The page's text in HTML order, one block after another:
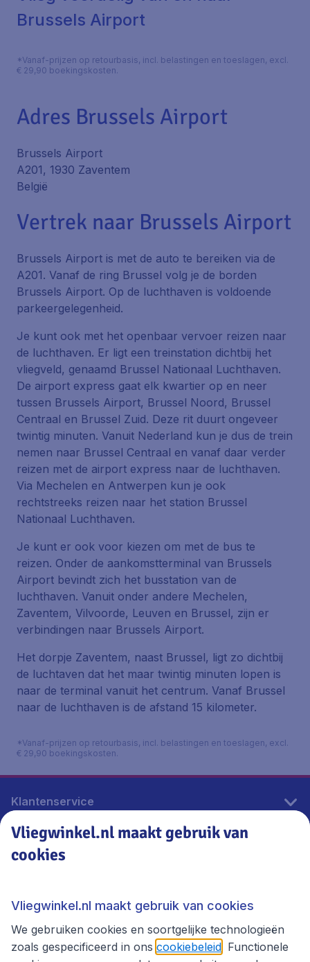
Brussels Airport
*Vanaf-prijzen op retourbasis, incl. belastingen en toeslagen, excl.
€ 29,90 boekingskosten.
Adres Brussels Airport
Brussels Airport
A201, 1930 Zaventem
België
Vertrek naar Brussels Airport
Brussels Airport is met de auto te bereiken via de
A201. Vanaf de ring Brussel volg je de borden
Brussels Airport. Op de luchthaven is voldoende
parkeergelegenheid.
Je kunt ook met het openbaar vervoer reizen naar
de luchthaven. Er ligt een treinstation dichtbij het
vliegveld, genaamd Brussel Nationaal Luchthaven.
De airport express gaat elk kwartier op en neer
tussen Brussels Airport, Brussel Noord, Brussel
Centraal en Brussel Zuid. Deze rit duurt ongeveer
twintig minuten. Vanuit Nederland kun je dus de trein
nemen naar Brussel Centraal en vanaf daar verder
reizen met de airport express naar de luchthaven.
Via Mechelen en Antwerpen kun je ook
rechtstreeks reizen naar het station Brussel
Nationaal Luchthaven.
Je kunt er ook voor kiezen om met de bus te
reizen. Onder de aankomstterminal van Brussels
Airport bevindt zich het busstation van de
luchthaven. Vanuit onder andere Mechelen,
Zaventem, Vilvoorde, Leuven en Brussel, zijn er
verbindingen naar Brussels Airport.
Het dorpje Zaventem, naast Brussel, ligt zo dichtbij
de luchtaven dat het maar twintig minuten lopen is
naar de terminal vanuit het centrum. Vanaf Brussel
naar de luchthaven is de afstand 15 kilometer.
*Vanaf-prijzen op retourbasis, incl. belastingen en toeslagen, excl.
€ 29,90 boekingskosten.
Klantenservice
Vliegwinkel.nl
Thema's
Vliegwinkel.nl maakt gebruik van
cookies
Vliegwinkel.nl maakt gebruik van cookies
We gebruiken cookies en soortgelijke technologieën
zoals gespecificeerd in ons cookiebeleid . Functionele